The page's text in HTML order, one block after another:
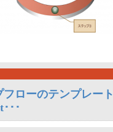
ローのテンプレート
･･